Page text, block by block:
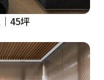
│45坪